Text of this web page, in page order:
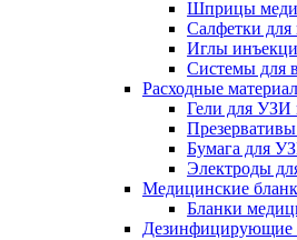
Шприцы
Салфетки
Иглы
Системы для
Расходные
Гели для
Бумага для
Электроды
Медицинские
Бланки
Дезинфицирующие